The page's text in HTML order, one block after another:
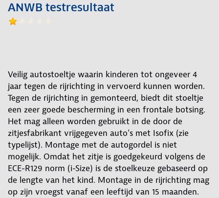
ANWB testresultaat
Veilig autostoeltje waarin kinderen tot ongeveer 4
jaar tegen de rijrichting in vervoerd kunnen worden.
Tegen de rijrichting in gemonteerd, biedt dit stoeltje
een zeer goede bescherming in een frontale botsing.
Het mag alleen worden gebruikt in de door de
zitjesfabrikant vrijgegeven auto’s met Isofix (zie
typelijst). Montage met de autogordel is niet
mogelijk. Omdat het zitje is goedgekeurd volgens de
ECE-R129 norm (i-Size) is de stoelkeuze gebaseerd op
de lengte van het kind. Montage in de rijrichting mag
op zijn vroegst vanaf een leeftijd van 15 maanden.